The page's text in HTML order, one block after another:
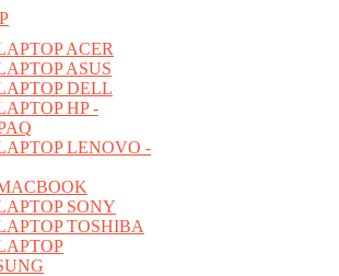
ACER
ASUS
DELL
HP -
LENOVO -
SONY
TOSHIBA